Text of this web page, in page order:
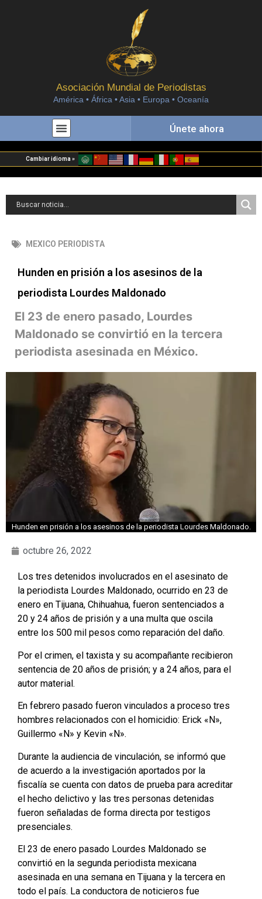
Asociación Mundial de Periodistas
América • África • Asia • Europa • Oceanía
Únete ahora
Cambiar idioma »
MEXICO PERIODISTA
Hunden en prisión a los asesinos de la
periodista Lourdes Maldonado
El 23 de enero pasado, Lourdes
Maldonado se convirtió en la tercera
periodista asesinada en México.
Hunden en prisión a los asesinos de la periodista Lourdes Maldonado.
octubre 26, 2022
Los tres detenidos involucrados en el asesinato de
la periodista Lourdes Maldonado, ocurrido en 23 de
enero en Tijuana, Chihuahua, fueron sentenciados a
20 y 24 años de prisión y a una multa que oscila
entre los 500 mil pesos como reparación del daño.
Por el crimen, el taxista y su acompañante recibieron
sentencia de 20 años de prisión; y a 24 años, para el
autor material.
En febrero pasado fueron vinculados a proceso tres
hombres relacionados con el homicidio: Erick «N»,
Guillermo «N» y Kevin «N».
Durante la audiencia de vinculación, se informó que
de acuerdo a la investigación aportados por la
fiscalía se cuenta con datos de prueba para acreditar
el hecho delictivo y las tres personas detenidas
fueron señaladas de forma directa por testigos
presenciales.
El 23 de enero pasado Lourdes Maldonado se
convirtió en la segunda periodista mexicana
asesinada en una semana en Tijuana y la tercera en
todo el país. La conductora de noticieros fue